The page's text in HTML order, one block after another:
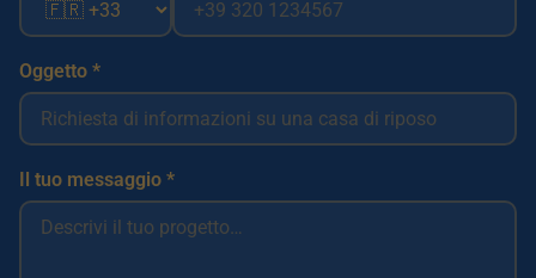
Oggetto *
Il tuo messaggio *